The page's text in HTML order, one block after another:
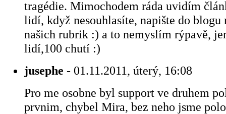
tragédie. Mimochodem ráda uvidím
lidí, když nesouhlasíte, napište do blogu
našich rubrik :) a to nemyslím rýpavě,
lidí,100 chutí :)
jusephe - 01.11.2011, úterý, 16:08
Pro me osobne byl support ve druhem
prvnim, chybel Mira, bez neho jsme